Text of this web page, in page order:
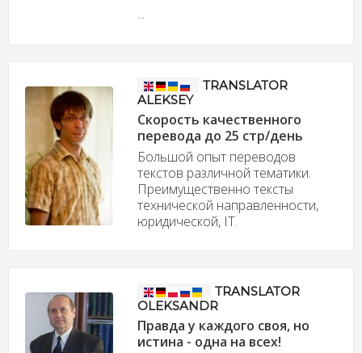
...
TRANSLATOR
ALEKSEY
Скорость качественного
перевода до 25 стр/день
Большой опыт переводов
текстов различной тематики.
Преимущественно тексты
технической направленности,
юридической, IT.
TRANSLATOR
OLEKSANDR
Правда у каждого своя, но
истина - одна на всех!